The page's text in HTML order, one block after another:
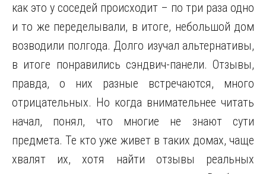
как это у соседей происходит – по три раза одно
и то же переделывали, в итоге, небольшой дом
возводили полгода. Долго изучал альтернативы,
в итоге понравились сэндвич-панели. Отзывы,
правда, о них разные встречаются, много
отрицательных. Но когда внимательнее читать
начал, понял, что многие не знают сути
предмета. Те кто уже живет в таких домах, чаще
хвалят их, хотя найти отзывы реальных